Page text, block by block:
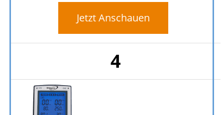
Jetzt Anschauen
4